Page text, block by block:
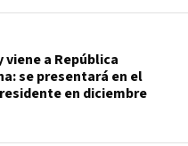
viene a República
se presentará en el
en diciembre